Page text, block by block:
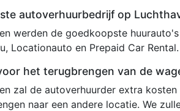
autoverhuurbedrijf op
werden de goedkoopste
Locationauto en Prepaid Car Rental.
het terugbrengen van de
zal de autoverhuurder extra
naar een andere locatie. We